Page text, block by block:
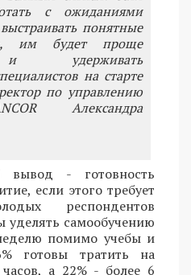
с ожиданиями
понятные
им будет проще
и удерживать
на старте
по управлению
Александра
- готовность
если этого требует
респондентов
уделять самообучению
помимо учебы и
готовы тратить на
а 22% - более 6